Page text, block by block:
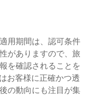
用期間は、認可条件
がありますので、旅
を確認されることを
お客様に正確かつ透
の動向にも注目が集